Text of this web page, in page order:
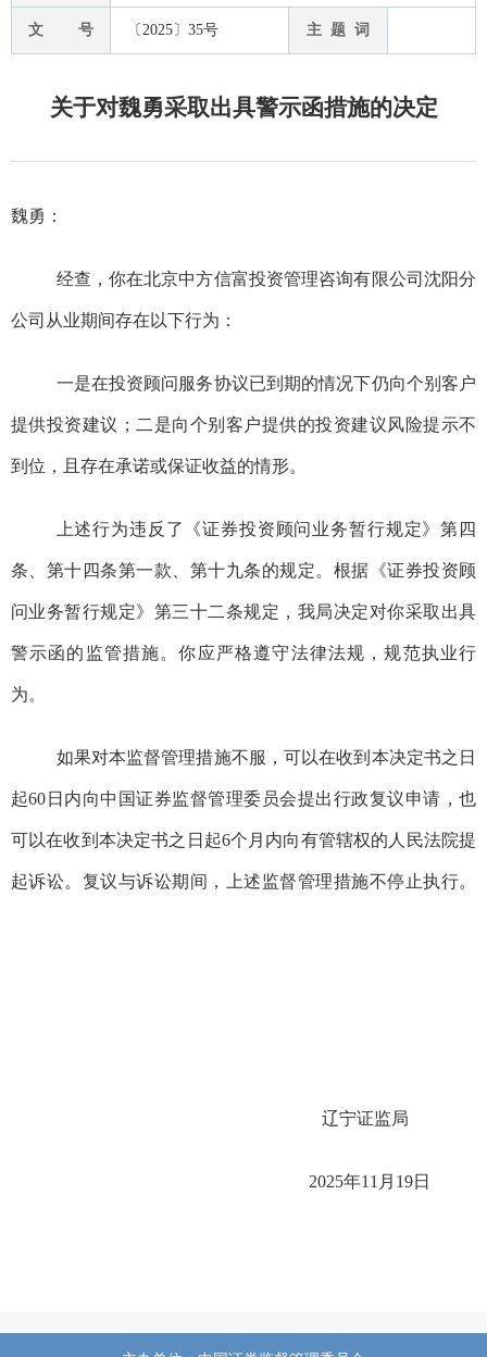
文 号 〔2025〕35号 主 题 词
关于对魏勇采取出具警示函措施的决定
魏勇 ：
经查，你在北京中方信富投资管理咨询有限公司沈阳分
公司从业期间存在以下行为：
一是在投资顾问服务协议已到期的情况下仍向个别 客户
提供投资建议 ； 二是向个别客户提供的投资建议风险提示不
到位，且存在承诺或保证收益的情形。
上述行为违反了 《证券投资顾问业务暂行规定》第四
条、第十四条第一款、第十九条的规定。 根据 《证券投资顾
问业务暂行规定》 第三十二条规定， 我局决定对你采取出具
警示函的监管措施。你应严格遵守法律法规，规范执业行
为。
如果对本监督管理措施不服，可以在收到本决定书之日
起60 日内向中国证券监督管理委员会提出行政复议申请，也
可以在收到本决定书之日起6个月内向有管辖权的人民法院提
起诉讼。复议与诉讼期间，上述监督管理措施不停止执行。
辽宁证监局
2025年11月 19日